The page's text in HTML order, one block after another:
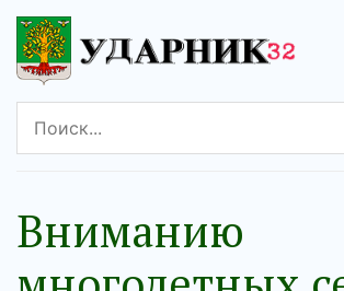
Вниманию